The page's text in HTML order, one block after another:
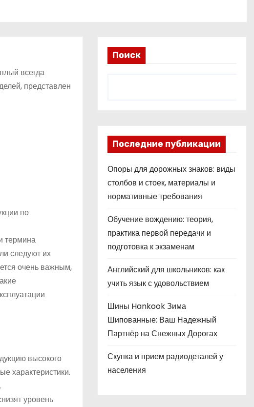
всегда
представлен
по
термина
следуют их
очень важным,
высокого
характеристики.
уровень
Поиск
Последние публикации
Опоры для дорожных знаков: виды
столбов и стоек, материалы и
нормативные требования
Обучение вождению: теория,
практика первой передачи и
подготовка к экзаменам
Английский для школьников: как
учить язык с удовольствием
Шины Hankook Зима
Шипованные: Ваш Надежный
Партнёр на Снежных Дорогах
Скупка и прием радиодеталей у
населения